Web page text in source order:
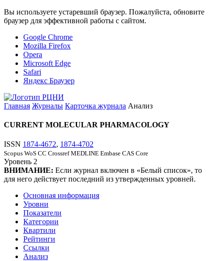
Вы используете устаревший браузер. Пожалуйста, обновите
браузер для эффективной работы с сайтом.
Google Chrome
Mozilla Firefox
Opera
Microsoft Edge
Safari
Яндекс Браузер
Главная Журналы Карточка журнала Анализ
CURRENT MOLECULAR PHARMACOLOGY
ISSN 1874-4672, 1874-4702
Scopus WoS CC Crossref MEDLINE Embase CAS Core
Уровень 2
ВНИМАНИЕ: Если журнал включен в «Белый список», то
для него действует последний из утвержденных уровней.
Основная информация
Уровни
Показатели
Категории
Квартили
Рейтинги
Ссылки
Анализ